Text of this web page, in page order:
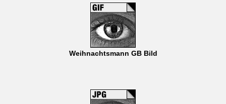
Weihnachtsmann GB Bild